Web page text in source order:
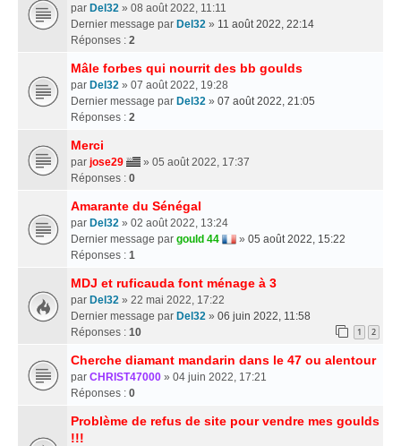
par Del32 » 08 août 2022, 11:11
Dernier message par Del32 » 11 août 2022, 22:14
Réponses : 2
Mâle forbes qui nourrit des bb goulds
par Del32 » 07 août 2022, 19:28
Dernier message par Del32 » 07 août 2022, 21:05
Réponses : 2
Merci
par jose29
» 05 août 2022, 17:37
Réponses : 0
Amarante du Sénégal
par Del32 » 02 août 2022, 13:24
Dernier message par gould 44 » 05 août 2022, 15:22
Réponses : 1
MDJ et ruficauda font ménage à 3
par Del32 » 22 mai 2022, 17:22
Dernier message par Del32 » 06 juin 2022, 11:58
Réponses : 10 1 2
Cherche diamant mandarin dans le 47 ou alentour
par CHRIST47000 » 04 juin 2022, 17:21
Réponses : 0
Problème de refus de site pour vendre mes goulds
!!!